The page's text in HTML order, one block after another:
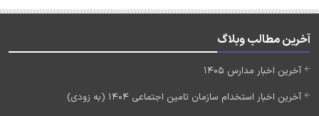
آخرین مطالب وبلاگ
آخرین اخبار مدارس 1405
آخرین اخبار استخدام سازمان تامین اجتماعی 1404 (به زودی)